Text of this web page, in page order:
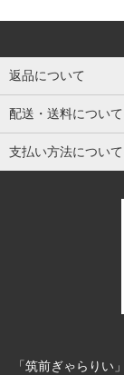
返品について
配送・送料について
支払い方法について
「筑前ぎゃらりい